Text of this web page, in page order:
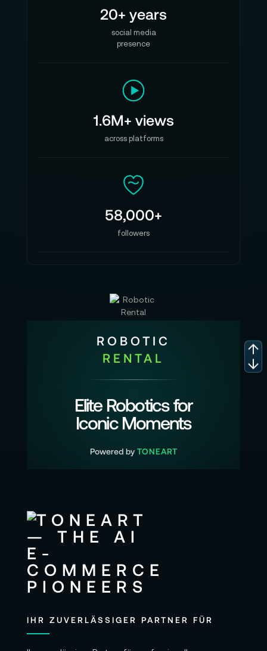
20+ years
social media
presence
1.6M+ views
across platforms
58,000+
followers
ROBOTIC
RENTAL
Elite Robotics for
Iconic Moments
Powered by TONEART
IHR ZUVERLÄSSIGER PARTNER FÜR